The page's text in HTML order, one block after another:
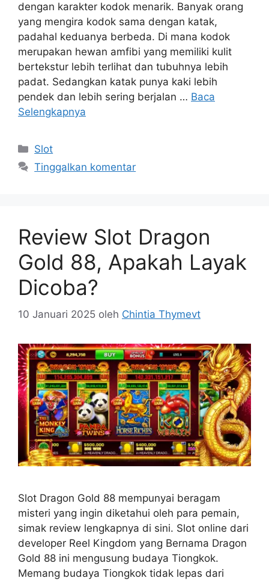
dengan karakter kodok menarik. Banyak orang
yang mengira kodok sama dengan katak,
padahal keduanya berbeda. Di mana kodok
merupakan hewan amfibi yang memiliki kulit
bertekstur lebih terlihat dan tubuhnya lebih
padat. Sedangkan katak punya kaki lebih
pendek dan lebih sering berjalan … Baca
Selengkapnya
Kategori
Slot
Tinggalkan komentar
Review Slot Dragon
Gold 88, Apakah Layak
Dicoba?
10 Januari 2025 oleh Chintia Thymevt
Slot Dragon Gold 88 mempunyai beragam
misteri yang ingin diketahui oleh para pemain,
simak review lengkapnya di sini. Slot online dari
developer Reel Kingdom yang Bernama Dragon
Gold 88 ini mengusung budaya Tiongkok.
Memang budaya Tiongkok tidak lepas dari